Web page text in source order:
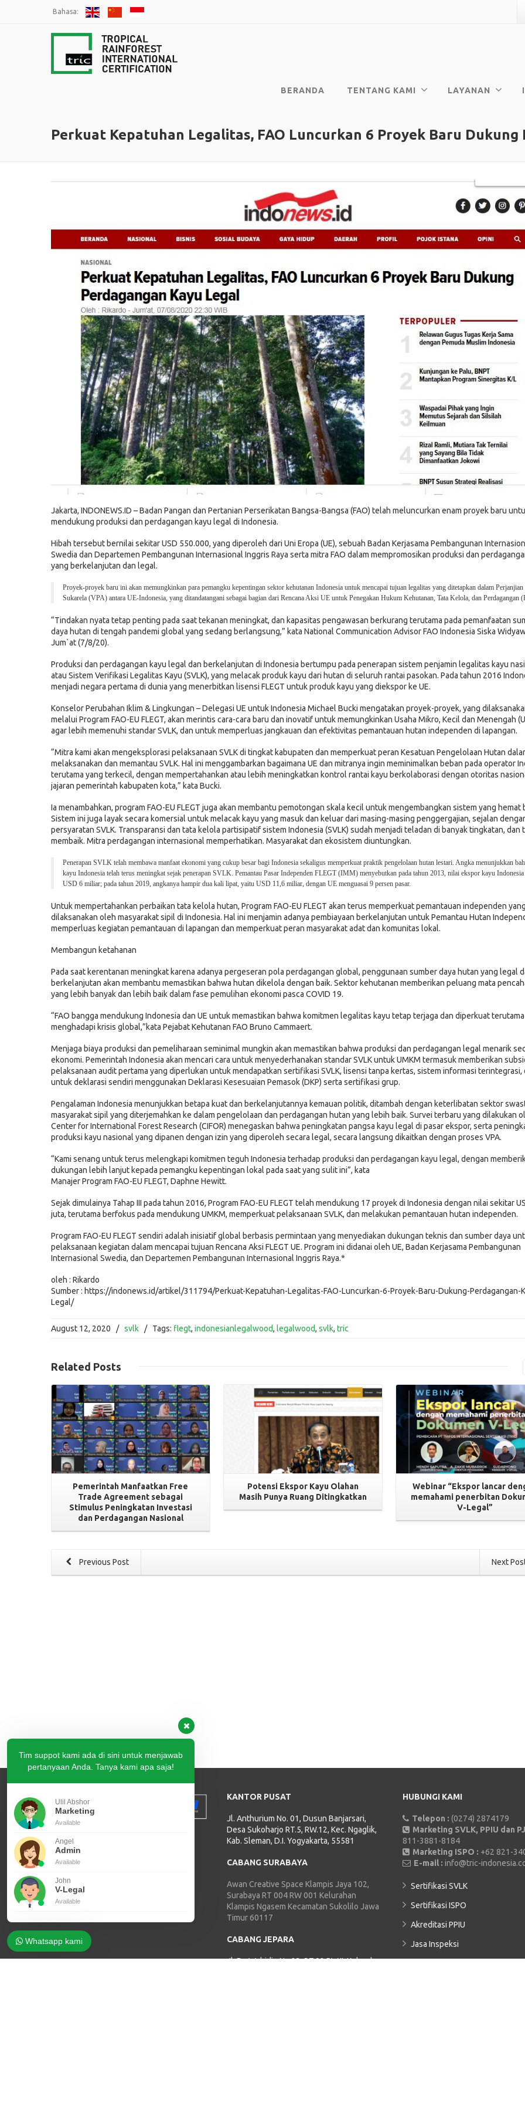
Bahasa:
BERANDA TENTANG KAMI LAYANAN
Perkuat Kepatuhan Legalitas, FAO Luncurkan 6 Proyek Baru Dukung
Jakarta, INDONEWS.ID – Badan Pangan dan Pertanian Perserikatan Bangsa-Bangsa (FAO) telah meluncurkan enam proyek baru
mendukung produksi dan perdagangan kayu legal di Indonesia.
Hibah tersebut bernilai sekitar USD 550.000, yang diperoleh dari Uni Eropa (UE), sebuah Badan Kerjasama Pembangunan
Swedia dan Departemen Pembangunan Internasional Inggris Raya serta mitra FAO dalam mempromosikan produksi dan
yang berkelanjutan dan legal.
Proyek-proyek baru ini akan memungkinkan para pemangku kepentingan sektor kehutanan Indonesia untuk mencapai tujuan legalitas yang ditetapkan dalam
Sukarela (VPA) antara UE-Indonesia, yang ditandatangani sebagai bagian dari Rencana Aksi UE untuk Penegakan Hukum Kehutanan, Tata Kelola, dan Perdagangan
“Tindakan nyata tetap penting pada saat tekanan meningkat, dan kapasitas pengawasan berkurang terutama pada pemanfaatan
daya hutan di tengah pandemi global yang sedang berlangsung,” kata National Communication Advisor FAO Indonesia Siska
Jum`at (7/8/20).
Produksi dan perdagangan kayu legal dan berkelanjutan di Indonesia bertumpu pada penerapan sistem penjamin legalitas kayu
atau Sistem Verifikasi Legalitas Kayu (SVLK), yang melacak produk kayu dari hutan di seluruh rantai pasokan. Pada tahun 2016
menjadi negara pertama di dunia yang menerbitkan lisensi FLEGT untuk produk kayu yang diekspor ke UE.
Konselor Perubahan Iklim & Lingkungan – Delegasi UE untuk Indonesia Michael Bucki mengatakan proyek-proyek, yang
melalui Program FAO-EU FLEGT, akan merintis cara-cara baru dan inovatif untuk memungkinkan Usaha Mikro, Kecil dan Menengah
agar lebih memenuhi standar SVLK, dan untuk memperluas jangkauan dan efektivitas pemantauan hutan independen di lapangan.
“Mitra kami akan mengeksplorasi pelaksanaan SVLK di tingkat kabupaten dan memperkuat peran Kesatuan Pengelolaan Hutan
melaksanakan dan memantau SVLK. Hal ini menggambarkan bagaimana UE dan mitranya ingin meminimalkan beban pada operator
terutama yang terkecil, dengan mempertahankan atau lebih meningkatkan kontrol rantai kayu berkolaborasi dengan otoritas
jajaran pemerintah kabupaten kota,” kata Bucki.
Ia menambahkan, program FAO-EU FLEGT juga akan membantu pemotongan skala kecil untuk mengembangkan sistem yang hemat
Sistem ini juga layak secara komersial untuk melacak kayu yang masuk dan keluar dari masing-masing penggergajian, sejalan
persyaratan SVLK. Transparansi dan tata kelola partisipatif sistem Indonesia (SVLK) sudah menjadi teladan di banyak tingkatan, dan
membaik. Mitra perdagangan internasional memperhatikan. Masyarakat dan ekosistem diuntungkan.
Penerapan SVLK telah membawa manfaat ekonomi yang cukup besar bagi Indonesia sekaligus memperkuat praktik pengelolaan hutan lestari. Angka menunjukkan
kayu Indonesia telah terus meningkat sejak penerapan SVLK. Pemantau Pasar Independen FLEGT (IMM) menyebutkan pada tahun 2013, nilai ekspor kayu Indonesia
USD 6 miliar; pada tahun 2019, angkanya hampir dua kali lipat, yaitu USD 11,6 miliar, dengan UE menguasai 9 persen pasar.
Untuk mempertahankan perbaikan tata kelola hutan, Program FAO-EU FLEGT akan terus memperkuat pemantauan independen yang
dilaksanakan oleh masyarakat sipil di Indonesia. Hal ini menjamin adanya pembiayaan berkelanjutan untuk Pemantau Hutan
memperluas kegiatan pemantauan di lapangan dan memperkuat peran masyarakat adat dan komunitas lokal.
Membangun ketahanan
Pada saat kerentanan meningkat karena adanya pergeseran pola perdagangan global, penggunaan sumber daya hutan yang legal
berkelanjutan akan membantu memastikan bahwa hutan dikelola dengan baik. Sektor kehutanan memberikan peluang mata
yang lebih banyak dan lebih baik dalam fase pemulihan ekonomi pasca COVID 19.
“FAO bangga mendukung Indonesia dan UE untuk memastikan bahwa komitmen legalitas kayu tetap terjaga dan diperkuat
menghadapi krisis global,”kata Pejabat Kehutanan FAO Bruno Cammaert.
Menjaga biaya produksi dan pemeliharaan seminimal mungkin akan memastikan bahwa produksi dan perdagangan legal menarik
ekonomi. Pemerintah Indonesia akan mencari cara untuk menyederhanakan standar SVLK untuk UMKM termasuk memberikan
pelaksanaan audit pertama yang diperlukan untuk mendapatkan sertifikasi SVLK, lisensi tanpa kertas, sistem informasi terintegrasi,
untuk deklarasi sendiri menggunakan Deklarasi Kesesuaian Pemasok (DKP) serta sertifikasi grup.
Pengalaman Indonesia menunjukkan betapa kuat dan berkelanjutannya kemauan politik, ditambah dengan keterlibatan sektor
masyarakat sipil yang diterjemahkan ke dalam pengelolaan dan perdagangan hutan yang lebih baik. Survei terbaru yang dilakukan
Center for International Forest Research (CIFOR) menegaskan bahwa peningkatan pangsa kayu legal di pasar ekspor, serta
produksi kayu nasional yang dipanen dengan izin yang diperoleh secara legal, secara langsung dikaitkan dengan proses VPA.
“Kami senang untuk terus melengkapi komitmen teguh Indonesia terhadap produksi dan perdagangan kayu legal, dengan
dukungan lebih lanjut kepada pemangku kepentingan lokal pada saat yang sulit ini”, kata
Manajer Program FAO-EU FLEGT, Daphne Hewitt.
Sejak dimulainya Tahap III pada tahun 2016, Program FAO-EU FLEGT telah mendukung 17 proyek di Indonesia dengan nilai sekitar
juta, terutama berfokus pada mendukung UMKM, memperkuat pelaksanaan SVLK, dan melakukan pemantauan hutan independen.
Program FAO-EU FLEGT sendiri adalah inisiatif global berbasis permintaan yang menyediakan dukungan teknis dan sumber daya
pelaksanaan kegiatan dalam mencapai tujuan Rencana Aksi FLEGT UE. Program ini didanai oleh UE, Badan Kerjasama Pembangunan
Internasional Swedia, dan Departemen Pembangunan Internasional Inggris Raya.*
oleh : Rikardo
Sumber : https://indonews.id/artikel/311794/Perkuat-Kepatuhan-Legalitas-FAO-Luncurkan-6-Proyek-Baru-Dukung-Perdagangan-
Legal/
August 12, 2020 / svlk / Tags: flegt, indonesianlegalwood, legalwood, svlk, tric
Related PostsRead More
Pemerintah Manfaatkan Free
Trade Agreement sebagai
Stimulus Peningkatan Investasi
dan Perdagangan Nasional
Potensi Ekspor Kayu Olahan
Masih Punya Ruang Ditingkatkan
Webinar “Ekspor lancar
memahami penerbitan
V-Legal”
Next
Previous Post
KANTOR PUSAT
Jl. Anthurium No. 01, Dusun Banjarsari,
Desa Sukoharjo RT.5, RW.12, Kec. Ngaglik,
Kab. Sleman, D.I. Yogyakarta, 55581
CABANG SURABAYA
Awan Creative Space Klampis Jaya 102,
Surabaya RT 004 RW 001 Kelurahan
Klampis Ngasem Kecamatan Sukolilo Jawa
Timur 60117
CABANG JEPARA
Jl. Dr. Wahidin No.23, RT.02 RW.II, Kelurahan
HUBUNGI KAMI
Telepon : (0274) 2874179
Marketing SVLK, PPIU dan
811-3881-8184
Marketing ISPO : +62 821-
E-mail : info@tric-
Sertifikasi SVLK
Sertifikasi ISPO
Akreditasi PPIU
Jasa Inspeksi
Tim suppot kami ada di sini untuk menjawab
pertanyaan Anda. Tanya kami apa saja!
Ulil Abshor
Marketing
Available
Angel
Admin
Available
John
V-Legal
Available
Whatsapp kami